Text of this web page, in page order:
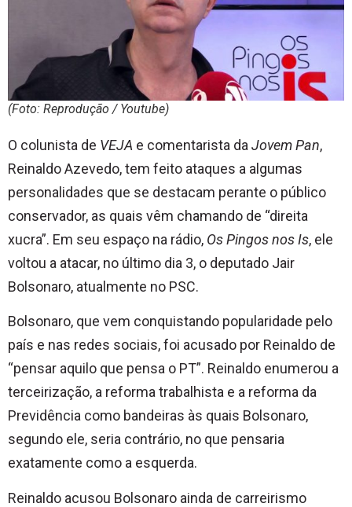
(Foto: Reprodução / Youtube)
O colunista de VEJA e comentarista da Jovem Pan,
Reinaldo Azevedo, tem feito ataques a algumas
personalidades que se destacam perante o público
conservador, as quais vêm chamando de “direita
xucra”. Em seu espaço na rádio, Os Pingos nos Is, ele
voltou a atacar, no último dia 3, o deputado Jair
Bolsonaro, atualmente no PSC.
Bolsonaro, que vem conquistando popularidade pelo
país e nas redes sociais, foi acusado por Reinaldo de
“pensar aquilo que pensa o PT”. Reinaldo enumerou a
terceirização, a reforma trabalhista e a reforma da
Previdência como bandeiras às quais Bolsonaro,
segundo ele, seria contrário, no que pensaria
exatamente como a esquerda.
Reinaldo acusou Bolsonaro ainda de carreirismo